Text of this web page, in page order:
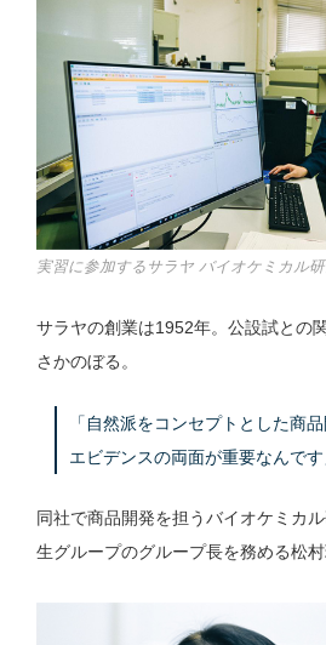
実習に参加するサラヤ バイオケミカル
サラヤの創業は1952年。公設試との
さかのぼる。
「自然派をコンセプトとした商
エビデンスの両面が重要なんです
同社で商品開発を担うバイオケミカ
生グループのグループ長を務める松村